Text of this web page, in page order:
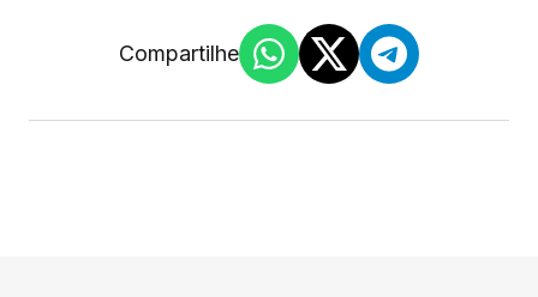
Compartilhe